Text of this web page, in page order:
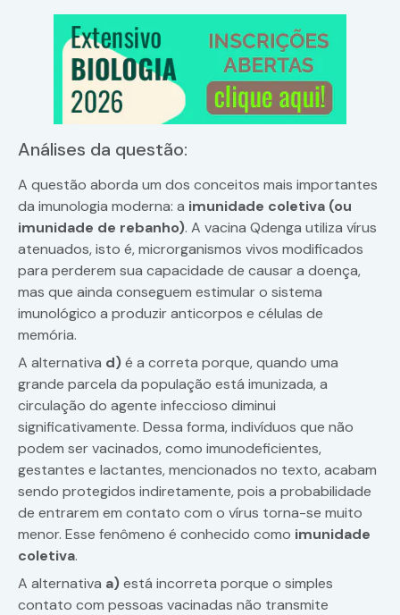
Análises da questão:
A questão aborda um dos conceitos mais importantes
da imunologia moderna: a imunidade coletiva (ou
imunidade de rebanho). A vacina Qdenga utiliza vírus
atenuados, isto é, microrganismos vivos modificados
para perderem sua capacidade de causar a doença,
mas que ainda conseguem estimular o sistema
imunológico a produzir anticorpos e células de
memória.
A alternativa d)é a correta porque, quando uma
grande parcela da população está imunizada, a
circulação do agente infeccioso diminui
significativamente. Dessa forma, indivíduos que não
podem ser vacinados, como imunodeficientes,
gestantes e lactantes, mencionados no texto, acabam
sendo protegidos indiretamente, pois a probabilidade
de entrarem em contato com o vírus torna-se muito
menor. Esse fenômeno é conhecido como imunidade
coletiva.
A alternativa a)está incorreta porque o simples
contato com pessoas vacinadas não transmite